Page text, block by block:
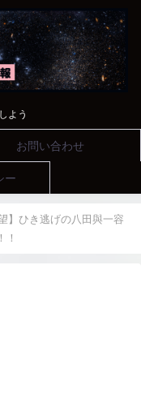
よう
お問い合わせ
ー
】ひき逃げの八田與一容
！